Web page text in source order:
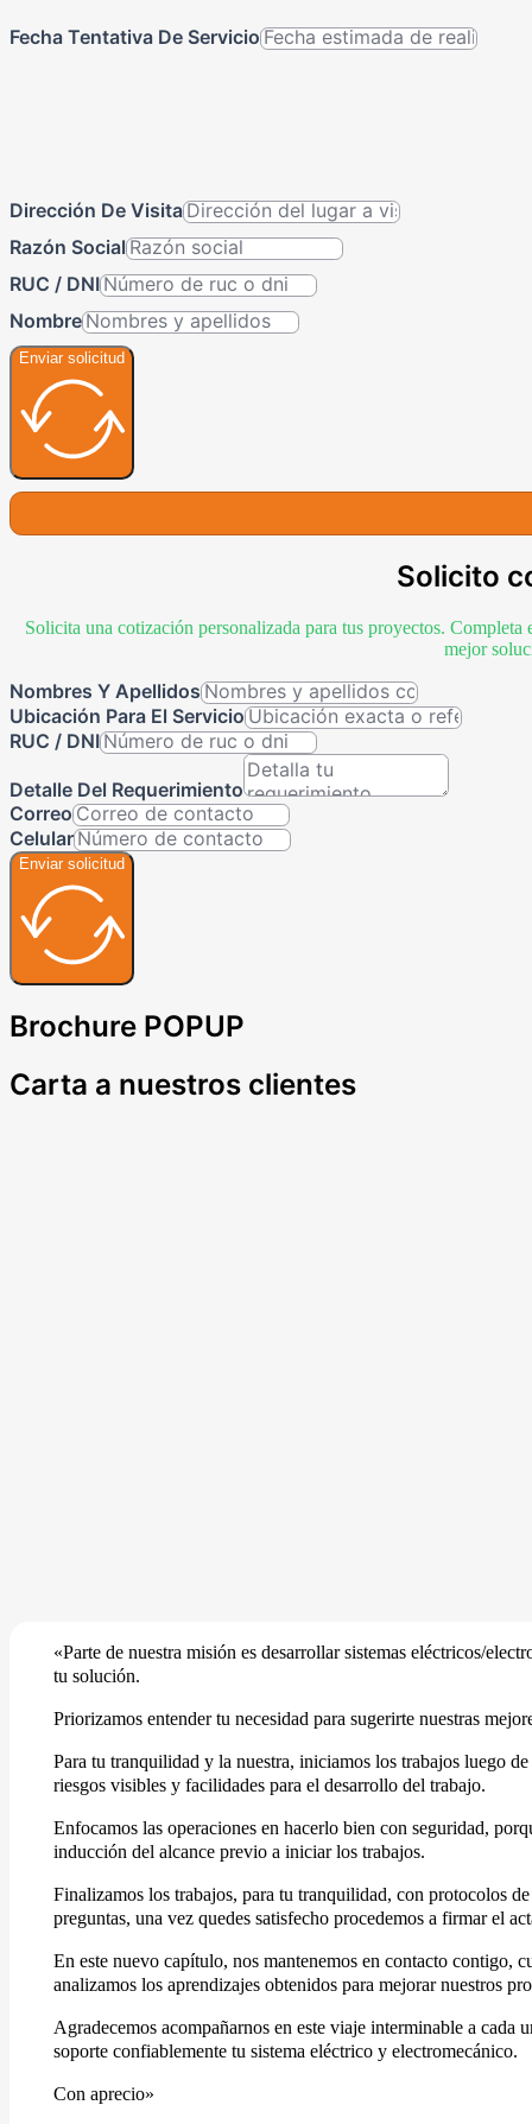
Fecha Tentativa De Servicio
Dirección De Visita
Razón Social
RUC / DNI
Nombre
Enviar solicitud
Solicito
Solicita una cotización personalizada para tus proyectos.
mejor
Nombres Y Apellidos
Ubicación Para El Servicio
RUC / DNI
Detalle Del Requerimiento
Correo
Celular
Enviar solicitud
Brochure POPUP
Carta a nuestros clientes
«Parte de nuestra misión es desarrollar sistemas eléctricos/
tu solución.
Priorizamos entender tu necesidad para sugerirte nuestras
Para tu tranquilidad y la nuestra, iniciamos los trabajos luego
riesgos visibles y facilidades para el desarrollo del trabajo.
Enfocamos las operaciones en hacerlo bien con seguridad,
inducción del alcance previo a iniciar los trabajos.
Finalizamos los trabajos, para tu tranquilidad, con protocolos
preguntas, una vez quedes satisfecho procedemos a firmar el
En este nuevo capítulo, nos mantenemos en contacto contigo,
analizamos los aprendizajes obtenidos para mejorar nuestros
Agradecemos acompañarnos en este viaje interminable a cada
soporte confiablemente tu sistema eléctrico y electromecánico.
Con aprecio»